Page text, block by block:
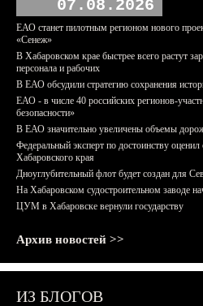
07.08.2026
ЕАО станет пилотным регионом нового
«Сенеж»
В Хабаровском крае быстрее всего растут
персонала и рабочих
В ЕАО обсудили стратегию сохранения
ЕАО - в числе 40 российских регионов-
безопасности»
В ЕАО значительно увеличены объемы
Федеральный эксперт по достоинству
Хабаровского края
Дноуглубительный флот будет создан для
На Хабаровском судостроительном заводе
ЦУМ в Хабаровске вернули государству
Архив новостей >>
ИЗ БЛОГОВ